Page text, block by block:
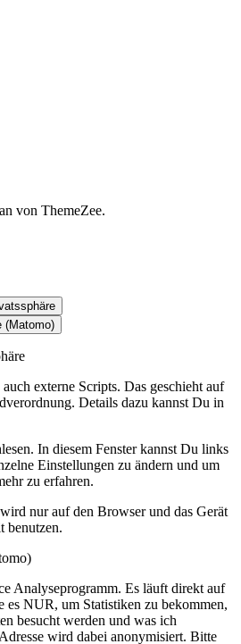
von ThemeZee.
(Matomo)
externe Scripts. Das geschieht auf
Details dazu kannst Du in
In diesem Fenster kannst Du links
Einstellungen zu ändern und um
zu erfahren.
nur auf den Browser und das Gerät
benutzen.
Analyseprogramm. Es läuft direkt auf
es NUR, um Statistiken zu bekommen,
besucht werden und was ich
wird dabei anonymisiert. Bitte